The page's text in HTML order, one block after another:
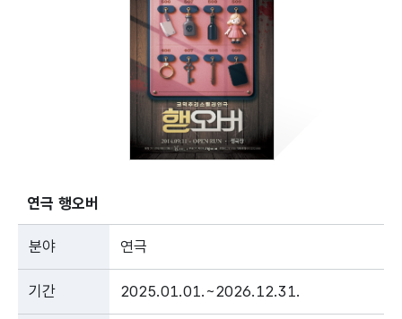
연극 행오버
분야 연극
기간 2025.01.01.~2026.12.31.